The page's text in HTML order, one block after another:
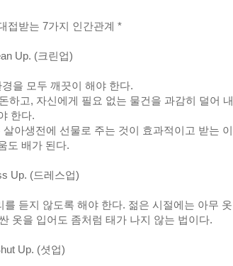
접받는 7가지 인간관계 *
Up. (크린업)
을 모두 깨끗이 해야 한다.
하고, 자신에게 필요 없는 물건을 과감히 덜어 내
한다.
아생전에 선물로 주는 것이 효과적이고 받는 이
도 배가 된다.
Up. (드레스업)
듣지 않도록 해야 한다. 젊은 시절에는 아무 옷
옷을 입어도 좀처럼 태가 나지 않는 법이다.
Up. (셧업)